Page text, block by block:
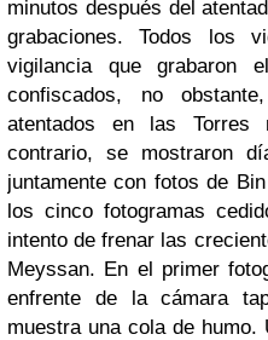
minutos después del
grabaciones. Todos los
vigilancia que grabaron
confiscados, no
atentados en las Torres
contrario, se mostraron
juntamente con fotos de
los cinco fotogramas
intento de frenar las
Meyssan. En el primer
enfrente de la cámara
muestra una cola de